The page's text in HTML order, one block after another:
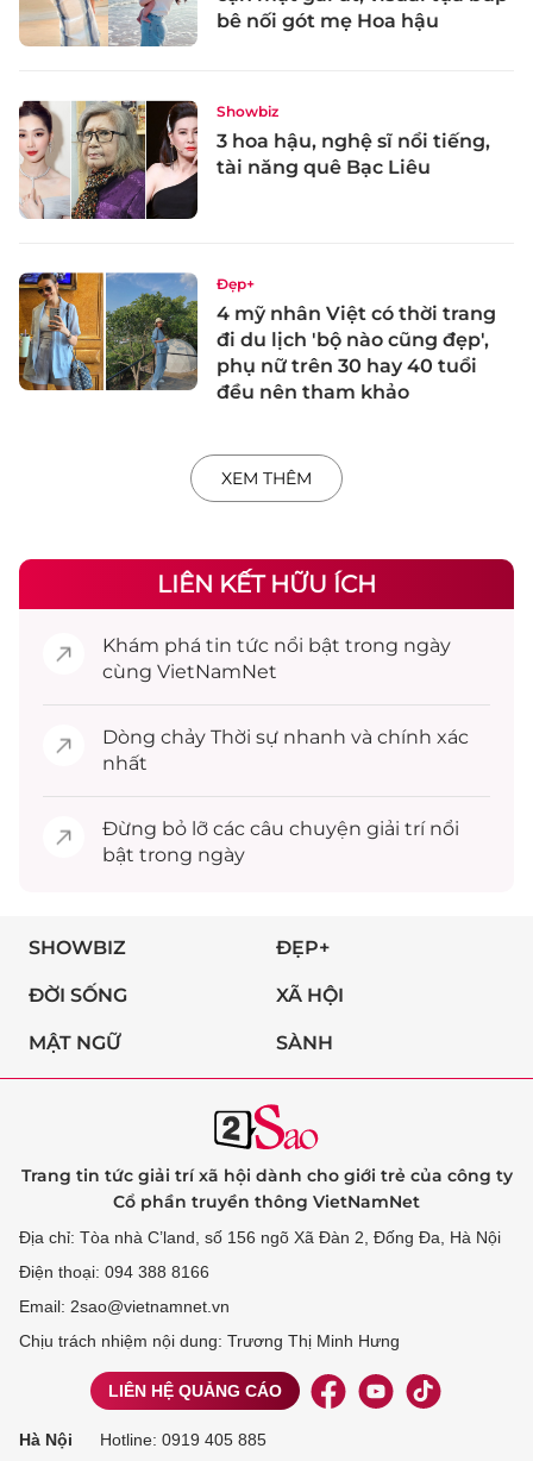
bê nối gót mẹ Hoa hậu
Showbiz
3 hoa hậu, nghệ sĩ nổi tiếng,
tài năng quê Bạc Liêu
Đẹp+
4 mỹ nhân Việt có thời trang
đi du lịch 'bộ nào cũng đẹp',
phụ nữ trên 30 hay 40 tuổi
đều nên tham khảo
XEM THÊM
LIÊN KẾT HỮU ÍCH
Khám phá tin tức nổi bật trong ngày
cùng VietNamNet
Dòng chảy Thời sự nhanh và chính xác
nhất
Đừng bỏ lỡ các câu chuyện giải trínổi
bật trong ngày
SHOWBIZ ĐẸP+
ĐỜI SỐNG XÃ HỘI
MẬT NGỮ SÀNH
Trang tin tức giải trí xã hội dành cho giới trẻ của công ty
Cổ phần truyền thông VietNamNet
Địa chỉ: Tòa nhà C’land, số 156 ngõ Xã Đàn 2, Đống Đa, Hà Nội
Điện thoại: 094 388 8166
Email: 2sao@vietnamnet.vn
Chịu trách nhiệm nội dung: Trương Thị Minh Hưng
LIÊN HỆ QUẢNG CÁO
Hà Nội Hotline: 0919 405 885